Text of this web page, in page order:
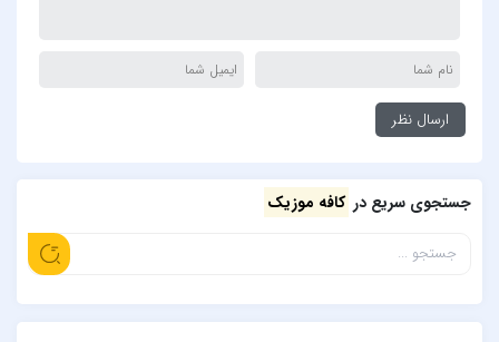
جستجوی سریع در کافه موزیک